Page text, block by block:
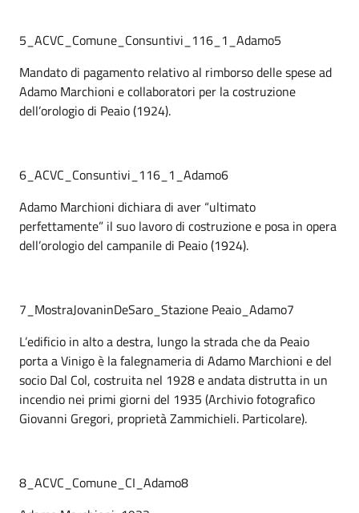
5_ACVC_Comune_Consuntivi_116_1_Adamo5
Mandato di pagamento relativo al rimborso delle spese ad
Adamo Marchioni e collaboratori per la costruzione
dell’orologio di Peaio (1924).
6_ACVC_Consuntivi_116_1_Adamo6
Adamo Marchioni dichiara di aver “ultimato
perfettamente” il suo lavoro di costruzione e posa in opera
dell’orologio del campanile di Peaio (1924).
7_MostraJovaninDeSaro_Stazione Peaio_Adamo7
L’edificio in alto a destra, lungo la strada che da Peaio
porta a Vinigo è la falegnameria di Adamo Marchioni e del
socio Dal Col, costruita nel 1928 e andata distrutta in un
incendio nei primi giorni del 1935 (Archivio fotografico
Giovanni Gregori, proprietà Zammichieli. Particolare).
8_ACVC_Comune_CI_Adamo8